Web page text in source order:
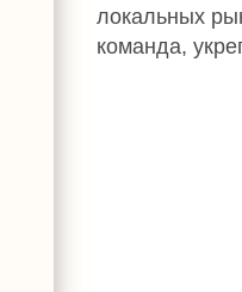
локальных
команда,